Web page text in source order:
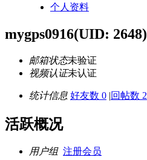
个人资料
mygps0916(UID: 2648)
邮箱状态未验证
视频认证未认证
统计信息 好友数 0 |回帖数 2
活跃概况
用户组 注册会员